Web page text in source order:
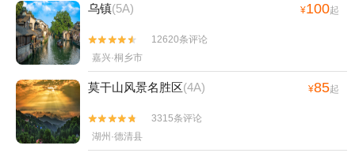
乌镇(5A) ¥100起


12620条评论
嘉兴·桐乡市
莫干山风景名胜区(4A) ¥85起


3315条评论
湖州·德清县